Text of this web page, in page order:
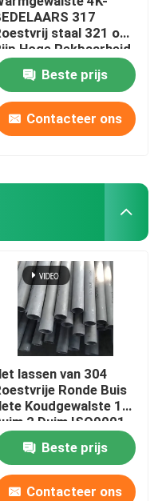
317
staal 321 om
Hoge Rekbaarheid
DIN
Beste prijs
Contacteer ons
lassen van 304
Ronde Buis
Koudgewalste 1
2 Duim ISO9001
Beste prijs
Contacteer ons